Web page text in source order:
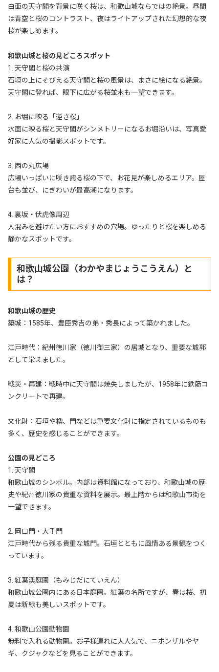
白亜の天守閣を背景に咲く桜は、和歌山城ならではの絶景。昼間
は青空と桜のコントラスト、夜はライトアップされた幻想的な夜
桜が楽しめます。
和歌山城と桜の見どころスポット
1. 天守閣と桜の共演
石垣の上にそびえる天守閣と桜の風景は、まさに絵になる絶景。
天守閣に登れば、眼下に広がる桜並木も一望できます。
2. お堀に映る「逆さ桜」
水面に映る桜と天守閣がシンメトリーになるお堀沿いは、写真愛
好家に人気の撮影スポットです。
3. 西の丸広場
広場いっぱいに咲き誇る桜の下で、お花見が楽しめるエリア。屋
台も並び、にぎわいが最高潮になります。
4. 裏坂・伏虎像周辺
人混みを避けたい方におすすめの穴場。ゆったりと桜を楽しめる
静かなスポットです。
和歌山城公園（わかやまじょうこうえん）と
は？
和歌山城の歴史
築城：1585年、豊臣秀吉の弟・秀長によって築かれました。
江戸時代：紀州徳川家（徳川御三家）の居城となり、重要な城郭
として栄えました。
戦災・再建：戦時中に天守閣は焼失しましたが、1958年に鉄筋コ
ンクリートで再建。
文化財：石垣や櫓、門などは重要文化財に指定されているものも
多く、歴史を感じることができます。
公園の見どころ
1. 天守閣
和歌山城のシンボル。内部は資料館になっており、和歌山城の歴
史や紀州徳川家の貴重な資料を展示。最上階からは和歌山市街を
一望できます。
2. 岡口門・大手門
江戸時代から残る貴重な城門。石垣とともに風情ある景観をつく
っています。
3. 紅葉渓庭園（もみじだにていえん）
和歌山城公園内にある日本庭園。紅葉の名所ですが、春は桜、初
夏は新緑も美しいスポットです。
4. 和歌山公園動物園
無料で入れる動物園。お子様連れに大人気で、ニホンザルやヤ
ギ、クジャクなどを見ることができます。